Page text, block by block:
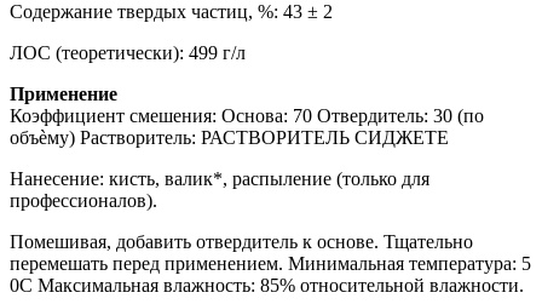
Содержание твердых частиц, %: 43 ± 2
ЛОС (теоретически): 499 г/л
Применение
Коэффициент смешения: Основа: 70 Отвердитель: 30 (по
объѐму) Растворитель: РАСТВОРИТЕЛЬ СИДЖЕТЕ
Нанесение: кисть, валик*, распыление (только для
профессионалов).
Помешивая, добавить отвердитель к основе. Тщательно
перемешать перед применением. Минимальная температура: 5
0С Максимальная влажность: 85% относительной влажности.